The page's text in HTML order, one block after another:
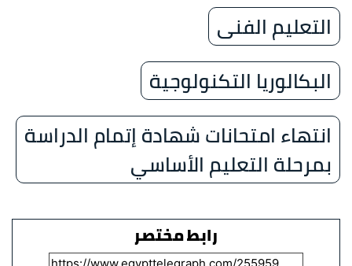
التعليم الفنى
البكالوريا التكنولوجية
انتهاء امتحانات شهادة إتمام الدراسة
بمرحلة التعليم الأساسي
رابط مختصر